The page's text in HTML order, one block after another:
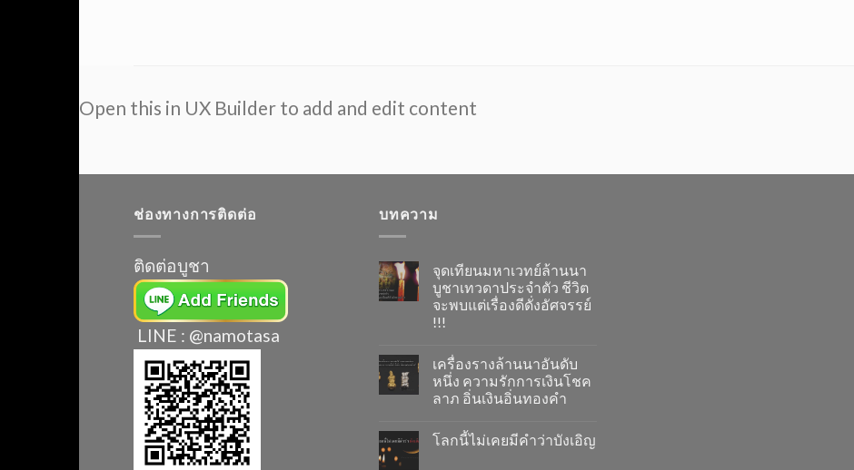
Open this in UX Builder to add and edit content
ช่องทางการติดต่อ
ติดต่อบูชา
LINE : @namotasa
บทความ
จุดเทียนมหาเวทย์ล้านนา
บูชาเทวดาประจำตัว ชีวิต
จะพบแต่เรื่องดีดั่งอัศจรรย์
!!!
เครื่องรางล้านนาอันดับ
หนึ่ง ความรักการเงินโชค
ลาภ อิ่นเงินอิ่นทองคำ
โลกนี้ไม่เคยมีคำว่าบังเอิญ